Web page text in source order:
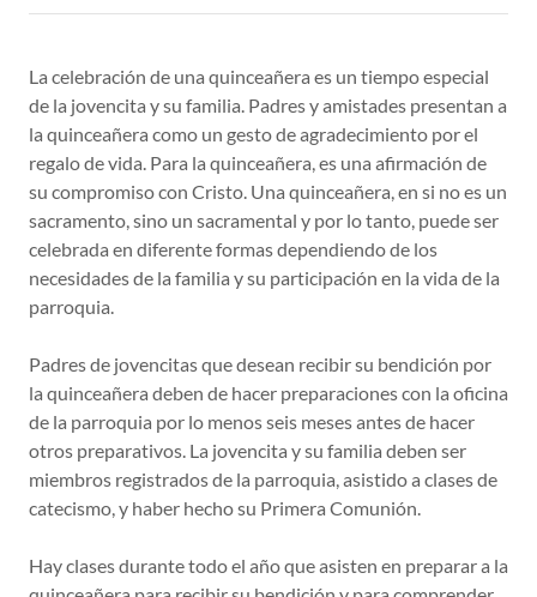
La celebración de una quinceañera es un tiempo especial
de la jovencita y su familia. Padres y amistades presentan a
la quinceañera como un gesto de agradecimiento por el
regalo de vida. Para la quinceañera, es una afirmación de
su compromiso con Cristo. Una quinceañera, en si no es un
sacramento, sino un sacramental y por lo tanto, puede ser
celebrada en diferente formas dependiendo de los
necesidades de la familia y su participación en la vida de la
parroquia.
Padres de jovencitas que desean recibir su bendición por
la quinceañera deben de hacer preparaciones con la oficina
de la parroquia por lo menos seis meses antes de hacer
otros preparativos. La jovencita y su familia deben ser
miembros registrados de la parroquia, asistido a clases de
catecismo, y haber hecho su Primera Comunión.
Hay clases durante todo el año que asisten en preparar a la